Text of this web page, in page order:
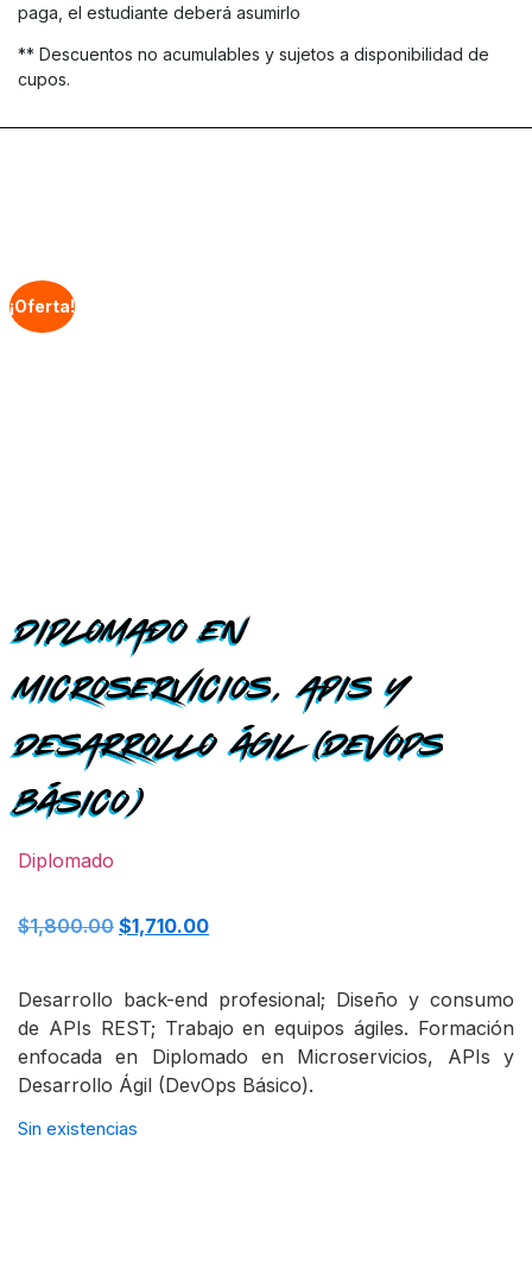
paga, el estudiante deberá asumirlo
** Descuentos no acumulables y sujetos a disponibilidad de
cupos.
¡Oferta!
Diplomado en
Microservicios, APIs y
Desarrollo Ágil (DevOps
Básico)
Diplomado
$1,800.00 $1,710.00
Desarrollo back-end profesional; Diseño y consumo
de APIs REST; Trabajo en equipos ágiles. Formación
enfocada en Diplomado en Microservicios, APIs y
Desarrollo Ágil (DevOps Básico).
Sin existencias